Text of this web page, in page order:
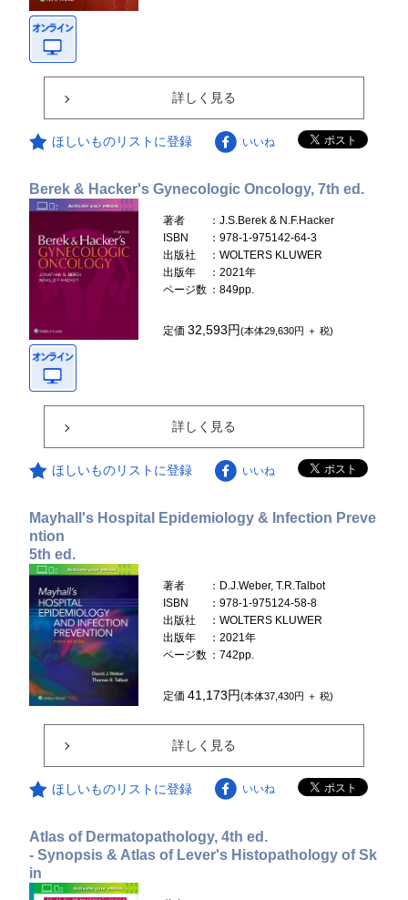
詳しく見る
ほしいものリストに登録 いいね
Berek & Hacker's Gynecologic Oncology, 7th ed.
著者
：J.S.Berek & N.F.Hacker
ISBN
：978-1-975142-64-3
出版社
：WOLTERS KLUWER
出版年
：2021年
ページ数 ：849pp.
定価32,593円(本体29,630円 ＋ 税)
詳しく見る
ほしいものリストに登録 いいね
Mayhall's Hospital Epidemiology & Infection Preve
ntion
5th ed.
著者
：D.J.Weber, T.R.Talbot
ISBN
：978-1-975124-58-8
出版社
：WOLTERS KLUWER
出版年
：2021年
ページ数 ：742pp.
定価41,173円(本体37,430円 ＋ 税)
詳しく見る
ほしいものリストに登録 いいね
Atlas of Dermatopathology, 4th ed.
- Synopsis & Atlas of Lever's Histopathology of Sk
in